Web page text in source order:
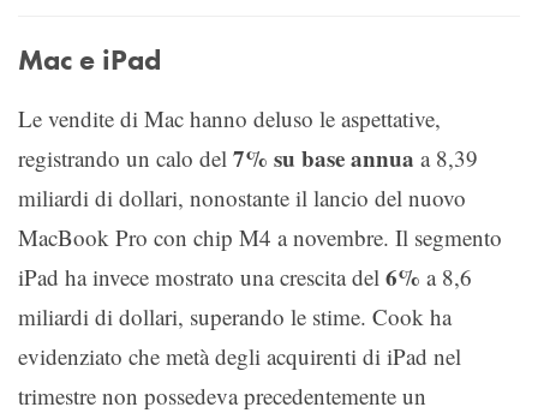
Mac e iPad
Le vendite di Mac hanno deluso le aspettative,
registrando un calo del 7% su base annua a 8,39
miliardi di dollari, nonostante il lancio del nuovo
MacBook Pro con chip M4 a novembre. Il segmento
iPad ha invece mostrato una crescita del 6% a 8,6
miliardi di dollari, superando le stime. Cook ha
evidenziato che metà degli acquirenti di iPad nel
trimestre non possedeva precedentemente un